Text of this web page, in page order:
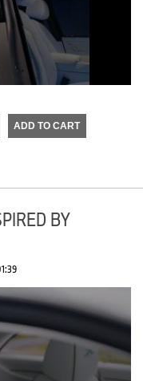
ADD TO CART
BY